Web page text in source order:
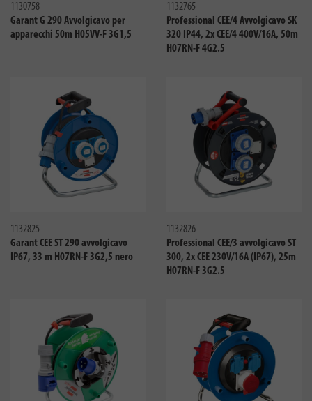
1130758
Garant G 290 Avvolgicavo per
apparecchi 50m H05VV-F 3G1,5
1132765
Professional CEE/4 Avvolgicavo SK
320 IP44, 2x CEE/4 400V/16A, 50m
H07RN-F 4G2.5
1132825
Garant CEE ST 290 avvolgicavo
IP67, 33 m H07RN-F 3G2,5 nero
1132826
Professional CEE/3 avvolgicavo ST
300, 2x CEE 230V/16A (IP67), 25m
H07RN-F 3G2.5